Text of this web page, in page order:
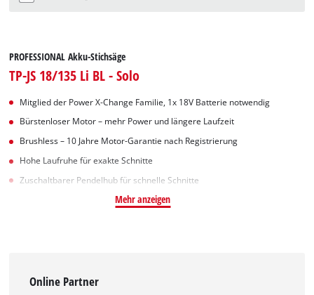
PROFESSIONAL Akku-Stichsäge
TP-JS 18/135 Li BL - Solo
Mitglied der Power X-Change Familie, 1x 18V Batterie notwendig
Bürstenloser Motor – mehr Power und längere Laufzeit
Brushless – 10 Jahre Motor-Garantie nach Registrierung
Hohe Laufruhe für exakte Schnitte
Zuschaltbarer Pendelhub für schnelle Schnitte
Mehr anzeigen
Online Partner